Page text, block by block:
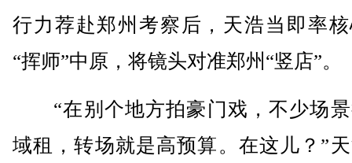
行力荐赴郑州考察后，天浩当即率
“挥师”中原，将镜头对准郑州“竖店”。
“在别个地方拍豪门戏，不少场景
域租，转场就是高预算。在这儿？”